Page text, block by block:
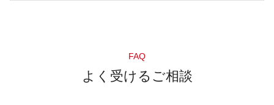
FAQ
よく受けるご相談